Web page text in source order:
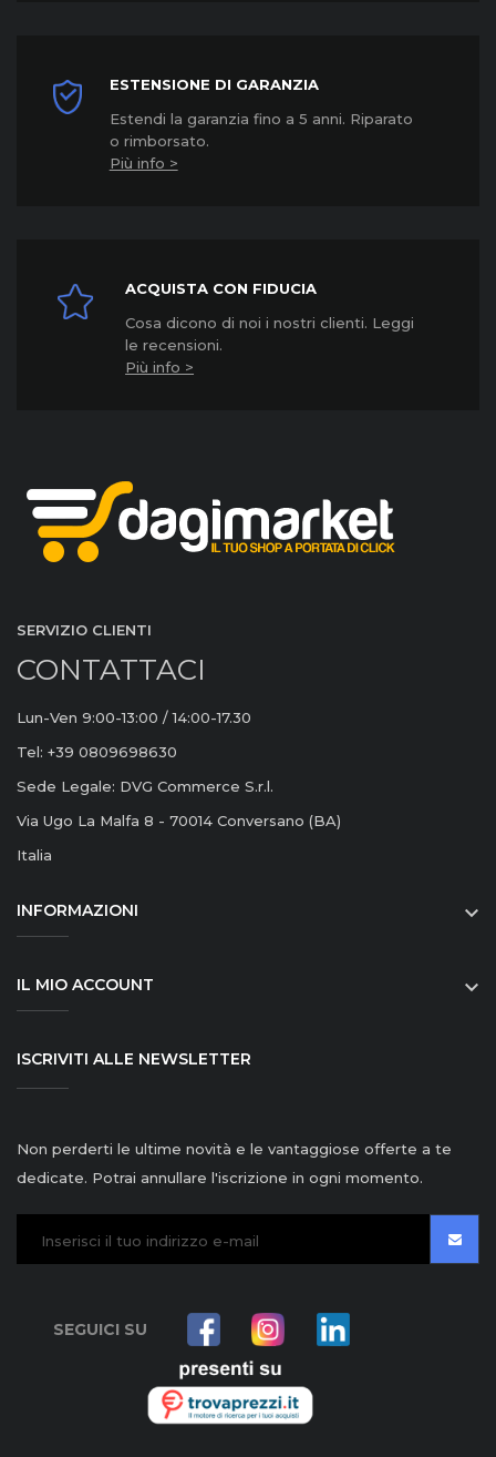
ESTENSIONE DI GARANZIA
Estendi la garanzia fino a 5 anni. Riparato
o rimborsato.
Più info >
ACQUISTA CON FIDUCIA
Cosa dicono di noi i nostri clienti. Leggi
le recensioni.
Più info >
SERVIZIO CLIENTI
CONTATTACI
Lun-Ven 9:00-13:00 / 14:00-17.30
Tel: +39 0809698630
Sede Legale: DVG Commerce S.r.l.
Via Ugo La Malfa 8 - 70014 Conversano (BA)
Italia
INFORMAZIONI 
IL MIO ACCOUNT 
ISCRIVITI ALLE NEWSLETTER
Non perderti le ultime novità e le vantaggiose offerte a te
dedicate. Potrai annullare l'iscrizione in ogni momento.
SEGUICI SU